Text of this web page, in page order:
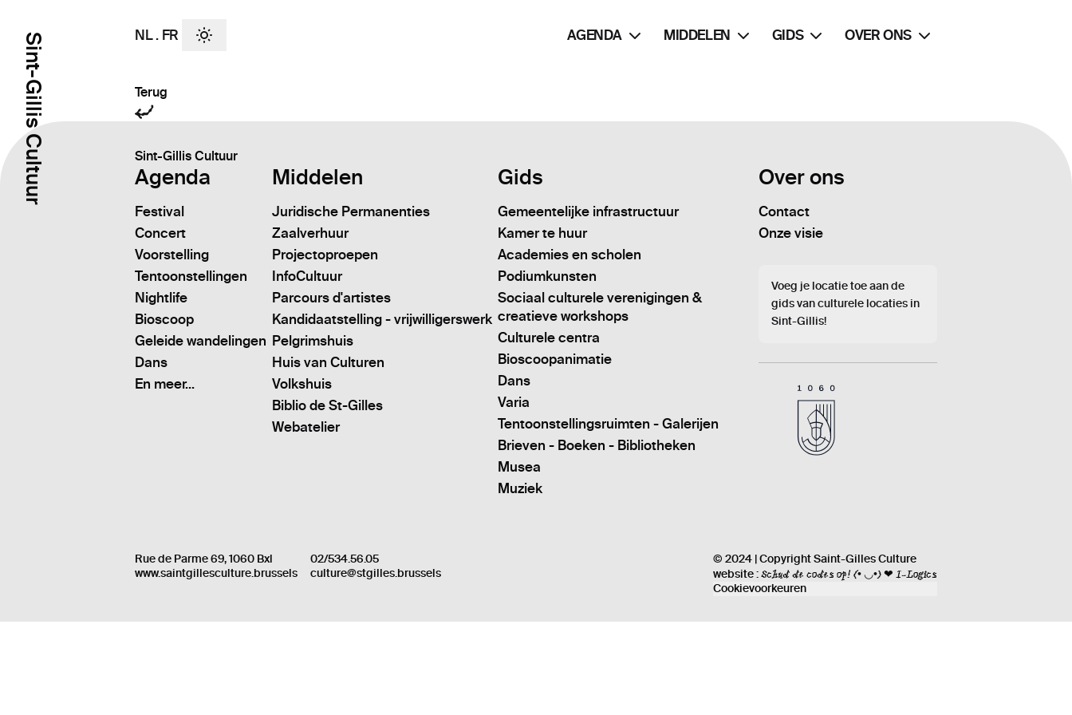
Sint-Gillis Cultuur NL . FR AGENDA MIDDELEN GIDS OVER ONS
Terug
Sint-Gillis Cultuur
Agenda
Festival
Concert
Voorstelling
Tentoonstellingen
Nightlife
Bioscoop
Geleide wandelingen
Dans
En meer...
Middelen
Juridische Permanenties
Zaalverhuur
Projectoproepen
InfoCultuur
Parcours d'artistes
Kandidaatstelling - vrijwilligerswerk
Pelgrimshuis
Huis van Culturen
Volkshuis
Biblio de St-Gilles
Webatelier
Gids
Gemeentelijke infrastructuur
Kamer te huur
Academies en scholen
Podiumkunsten
Sociaal culturele verenigingen &
creatieve workshops
Culturele centra
Bioscoopanimatie
Dans
Varia
Tentoonstellingsruimten - Galerijen
Brieven - Boeken - Bibliotheken
Musea
Muziek
Over ons
Contact
Onze visie
Voeg je locatie toe aan de
gids van culturele locaties in
Sint-Gillis!
Rue de Parme 69, 1060 Bxl
www.saintgillesculture.brussels
02/534.56.05
culture@stgilles.brussels
© 2024 | Copyright Saint-Gilles Culture
website :Schud de codes op! (• ◡•) ❤ I-Logics
Cookievoorkeuren